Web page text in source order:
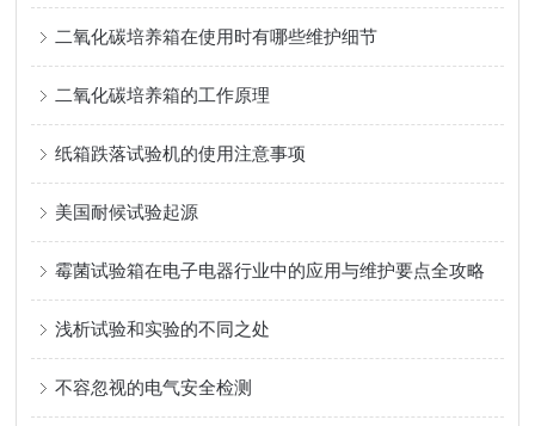
二氧化碳培养箱在使用时有哪些维护细节
二氧化碳培养箱的工作原理
纸箱跌落试验机的使用注意事项
美国耐候试验起源
霉菌试验箱在电子电器行业中的应用与维护要点全攻略
浅析试验和实验的不同之处
不容忽视的电气安全检测